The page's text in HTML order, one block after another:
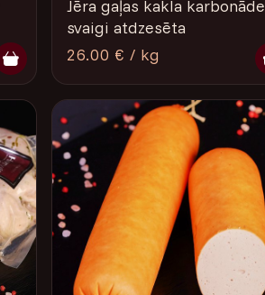
Jēra gaļas kakla karbonāde
svaigi atdzesēta
26.00 € / kg